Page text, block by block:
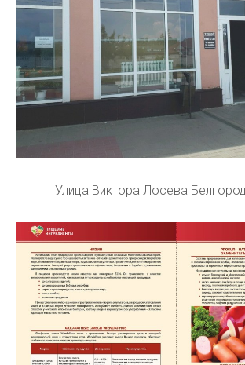
Улица Виктора Лосева